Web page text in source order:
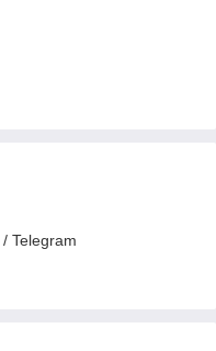
Telegram